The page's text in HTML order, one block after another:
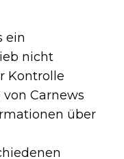
ein
nicht
Kontrolle
Carnews
über